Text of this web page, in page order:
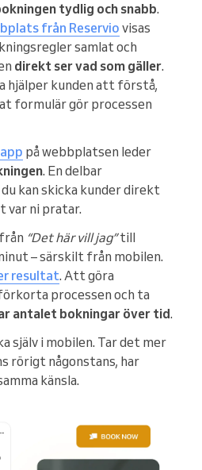
tydlig och snabb.
från Reserviovisas
samlat och
direkt ser vad som gäller.
hjälper kunden att förstå,
formulär gör processen
på webbplatsen leder
. En delbar
kan skicka kunder direkt
var ni pratar.
“Det här vill jag”till
– särskilt från mobilen.
resultat. Att göra
processen och ta
antalet bokningar över tid.
själv i mobilen. Tar det mer
rörigt någonstans, har
känsla.